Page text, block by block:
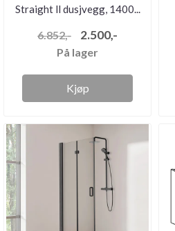
Straight ll dusjvegg, 1400...
6.852,- 2.500,-
På lager
Kjøp